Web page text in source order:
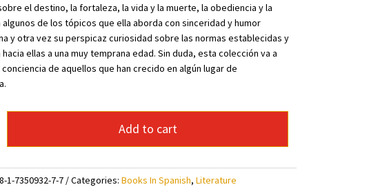
el destino, la fortaleza, la vida y la muerte, la obediencia y la
de los tópicos que ella aborda con sinceridad y humor
y otra vez su perspicaz curiosidad sobre las normas establecidas y
ellas a una muy temprana edad. Sin duda, esta colección va a
de aquellos que han crecido en algún lugar de
Add to cart
1-7350932-7-7 Categories: Books In Spanish, Literature